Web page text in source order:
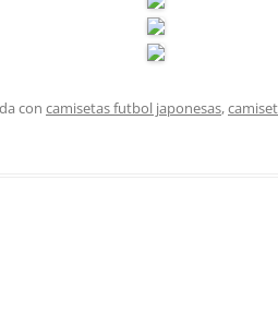
con camisetas futbol japonesas,